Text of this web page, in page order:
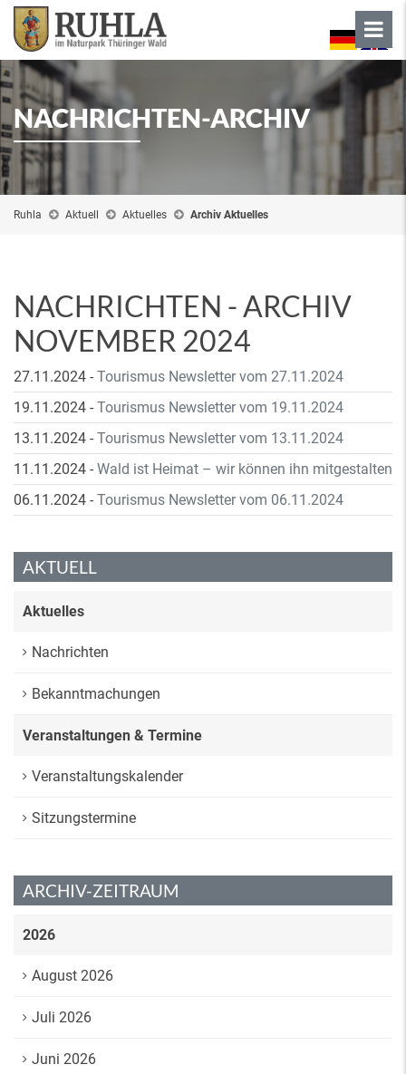
NACHRICHTEN-ARCHIV
Ruhla Aktuell Aktuelles Archiv Aktuelles
NACHRICHTEN - ARCHIV
NOVEMBER 2024
27.11.2024 - Tourismus Newsletter vom 27.11.2024
19.11.2024 - Tourismus Newsletter vom 19.11.2024
13.11.2024 - Tourismus Newsletter vom 13.11.2024
11.11.2024 - Wald ist Heimat – wir können ihn mitgestalten
06.11.2024 - Tourismus Newsletter vom 06.11.2024
AKTUELL
Aktuelles
Nachrichten
Bekanntmachungen
Veranstaltungen & Termine
Veranstaltungskalender
Sitzungstermine
ARCHIV-ZEITRAUM
2026
August 2026
Juli 2026
Juni 2026